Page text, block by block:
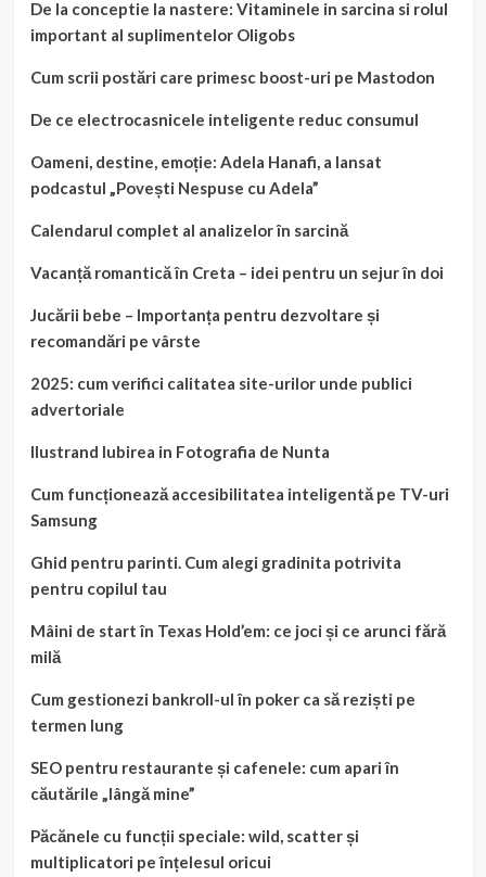
De la conceptie la nastere: Vitaminele in sarcina si rolul
important al suplimentelor Oligobs
Cum scrii postări care primesc boost-uri pe Mastodon
De ce electrocasnicele inteligente reduc consumul
Oameni, destine, emoție: Adela Hanafi, a lansat
podcastul „Povești Nespuse cu Adela”
Calendarul complet al analizelor în sarcină
Vacanță romantică în Creta – idei pentru un sejur în doi
Jucării bebe – Importanța pentru dezvoltare și
recomandări pe vârste
2025: cum verifici calitatea site-urilor unde publici
advertoriale
Ilustrand Iubirea in Fotografia de Nunta
Cum funcționează accesibilitatea inteligentă pe TV-uri
Samsung
Ghid pentru parinti. Cum alegi gradinita potrivita
pentru copilul tau
Mâini de start în Texas Hold’em: ce joci și ce arunci fără
milă
Cum gestionezi bankroll-ul în poker ca să reziști pe
termen lung
SEO pentru restaurante și cafenele: cum apari în
căutările „lângă mine”
Păcănele cu funcții speciale: wild, scatter și
multiplicatori pe înțelesul oricui